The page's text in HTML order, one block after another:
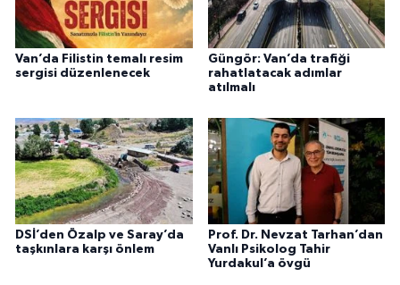
Van’da Filistin temalı resim
sergisi düzenlenecek
Güngör: Van’da trafiği
rahatlatacak adımlar
atılmalı
DSİ’den Özalp ve Saray’da
taşkınlara karşı önlem
Prof. Dr. Nevzat Tarhan’dan
Vanlı Psikolog Tahir
Yurdakul’a övgü